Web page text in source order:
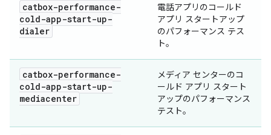
catbox-performance-
cold-app-start-up-
dialer
電話アプリのコールド
アプリ スタートアップ
のパフォーマンス テス
ト。
catbox-performance-
cold-app-start-up-
mediacenter
メディア センターのコ
ールド アプリ スタート
アップのパフォーマンス
テスト。